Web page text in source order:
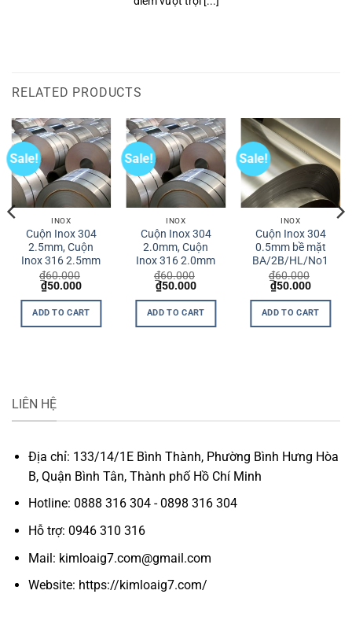
RELATED PRODUCTS
Sale!
INOX
Cuộn Inox 304
2.5mm, Cuộn
Inox 316 2.5mm
₫60.000
Original
price
was:
₫60.000.
₫50.000Current
is:
₫50.000.
ADD TO CART
Sale!
INOX
Cuộn Inox 304
2.0mm, Cuộn
Inox 316 2.0mm
₫60.000
Original
price
was:
₫60.000.
₫50.000Current
is:
₫50.000.
ADD TO CART
Sale!
INOX
Cuộn Inox 304
0.5mm bề mặt
BA/2B/HL/No1
₫60.000
Original
price
was:
₫60.000.
₫50.000Current
is:
ADD TO CART
LIÊN HỆ
Địa chỉ: 133/14/1E Bình Thành, Phường Bình Hưng Hòa
B, Quận Bình Tân, Thành phố Hồ Chí Minh
Hotline: 0888 316 304 - 0898 316 304
Hỗ trợ: 0946 310 316
Mail: kimloaig7.com@gmail.com
Website: https://kimloaig7.com/